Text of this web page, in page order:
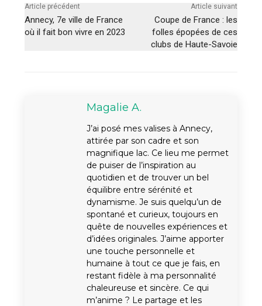
Article précédent
Annecy, 7e ville de France
où il fait bon vivre en 2023
Article suivant
Coupe de France : les
folles épopées de ces
clubs de Haute-Savoie
Magalie A.
J’ai posé mes valises à Annecy,
attirée par son cadre et son
magnifique lac. Ce lieu me permet
de puiser de l’inspiration au
quotidien et de trouver un bel
équilibre entre sérénité et
dynamisme. Je suis quelqu’un de
spontané et curieux, toujours en
quête de nouvelles expériences et
d’idées originales. J’aime apporter
une touche personnelle et
humaine à tout ce que je fais, en
restant fidèle à ma personnalité
chaleureuse et sincère. Ce qui
m’anime ? Le partage et les